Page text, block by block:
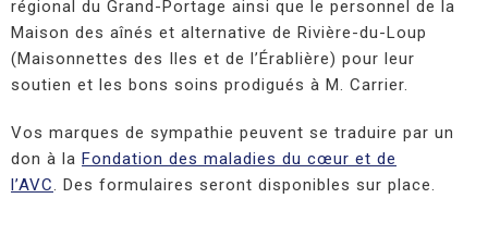
régional du Grand-Portage ainsi que le personnel de la
Maison des aînés et alternative de Rivière-du-Loup
(Maisonnettes des Iles et de l’Érablière) pour leur
soutien et les bons soins prodigués à M. Carrier.
Vos marques de sympathie peuvent se traduire par un
don à la Fondation des maladies du cœur et de
l’AVC. Des formulaires seront disponibles sur place.